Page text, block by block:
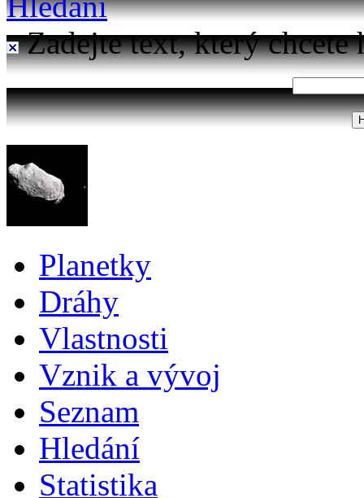
Zadejte text, který chcete
Planetky
Dráhy
Vlastnosti
Vznik a vývoj
Seznam
Hledání
Statistika